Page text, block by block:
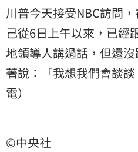
川普今天接受NBC訪問
己從6日上午以來，已經
地領導人講過話，但還
著說：「我想我們會談
電）
©中央社